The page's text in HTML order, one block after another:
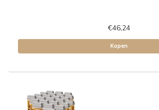
€46,24
Kopen